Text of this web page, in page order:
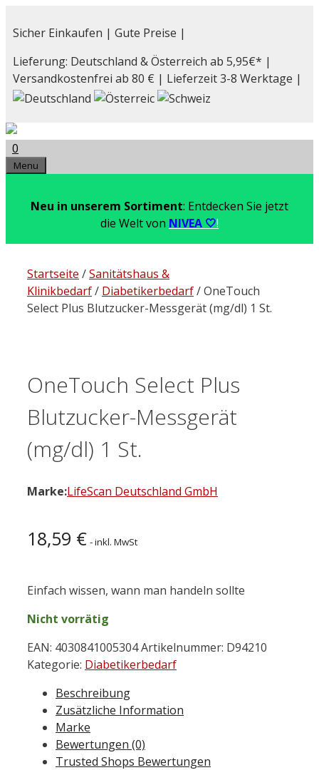
Inhalt
Sicher Einkaufen | Gute Preise |
Lieferung: Deutschland & Österreich ab 5,95€* |
Versandkostenfrei ab 80 € | Lieferzeit 3-8 Werktage |
0
Menu
Neu in unserem Sortiment: Entdecken Sie jetzt
die Welt von NIVEA 🤍!
Startseite /Sanitätshaus &
Klinikbedarf/ Diabetikerbedarf/ OneTouch
Select Plus Blutzucker-Messgerät (mg/dl) 1 St.
OneTouch Select Plus
Blutzucker-Messgerät
(mg/dl) 1 St.
Marke:LifeScan Deutschland GmbH
18,59 € - inkl. MwSt
Einfach wissen, wann man handeln sollte
Nicht vorrätig
EAN: 4030841005304Artikelnummer: D94210
Kategorie: Diabetikerbedarf
Beschreibung
Zusätzliche Information
Marke
Bewertungen (0)
Trusted Shops Bewertungen